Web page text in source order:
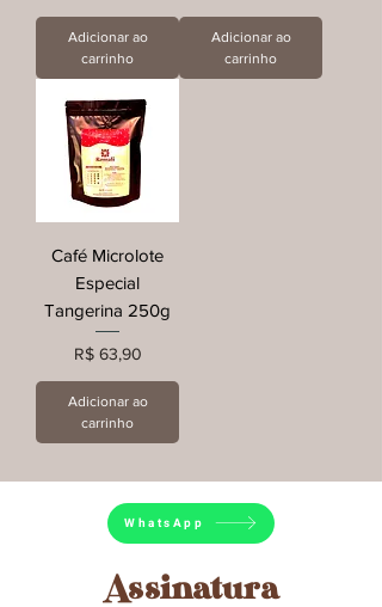
Adicionar ao
carrinho
Adicionar ao
carrinho
Café Microlote
Especial
Tangerina 250g
Preço
R$ 63,90
Adicionar ao
carrinho
WhatsApp
Assinatura